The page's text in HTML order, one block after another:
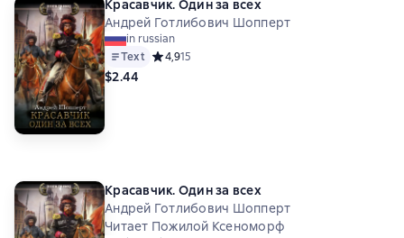
Красавчик. Один за всех
Андрей Готлибович Шопперт
in russian
Text Средний рейтинг 4,9 на основе 15 оценок
4,915
$2.44
Красавчик. Один за всех
Андрей Готлибович Шопперт
Читает Пожилой Ксеноморф